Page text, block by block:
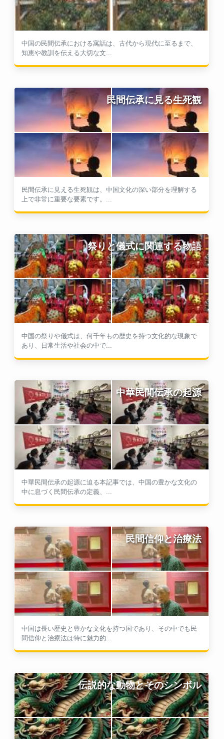
中国の民間伝承における寓話は、古代から現代に至るまで、
知恵や教訓を伝える大切な文...
民間伝承に見る生死観
民間伝承に見える生死観は、中国文化の深い部分を理解する
上で非常に重要な要素です。...
祭りと儀式に関連する物語
中国の祭りや儀式は、何千年もの歴史を持つ文化的な現象で
あり、日常生活や社会の中で...
中華民間伝承の起源
中華民間伝承の起源に迫る本記事では、中国の豊かな文化の
中に息づく民間伝承の定義、...
民間信仰と治療法
中国は長い歴史と豊かな文化を持つ国であり、その中でも民
間信仰と治療法は特に魅力的...
伝説的な動物とそのシンボル